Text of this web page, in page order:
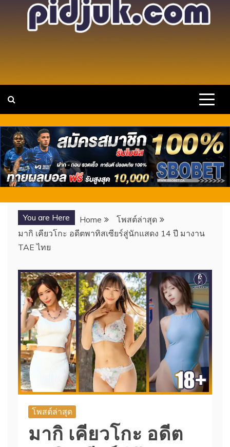
ดอล ดาว X TIKTOK ONLYFANS
ดาวTIKTOK พร้อมเปิดประการณ์ใหม่ๆ กับไอดอลสาวดาวดวง
You are Here Home
โพสต์ล่าสุด
มากิ เคียวโกะ อดีตพาทิสเซียร์สู่นักแสดง 14 ปี มางาน
TAE ไทย
โพสต์ล่าสุด
มากิ เคียวโกะ อดีต